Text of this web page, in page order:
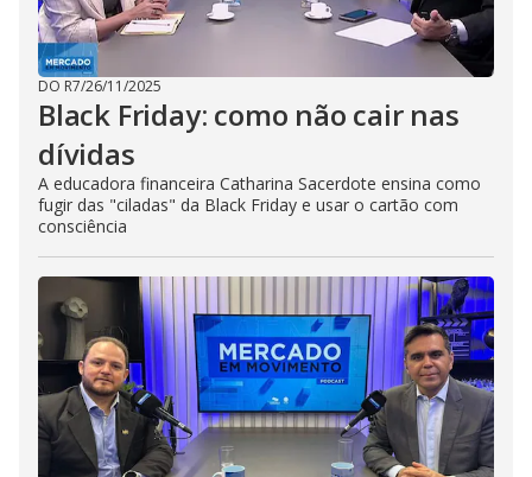
DO R7/26/11/2025
Black Friday: como não cair nas
dívidas
A educadora financeira Catharina Sacerdote ensina como
fugir das "ciladas" da Black Friday e usar o cartão com
consciência